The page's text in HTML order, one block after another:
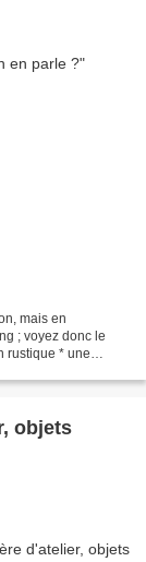
mais en
; voyez donc le
rustique * une
objets